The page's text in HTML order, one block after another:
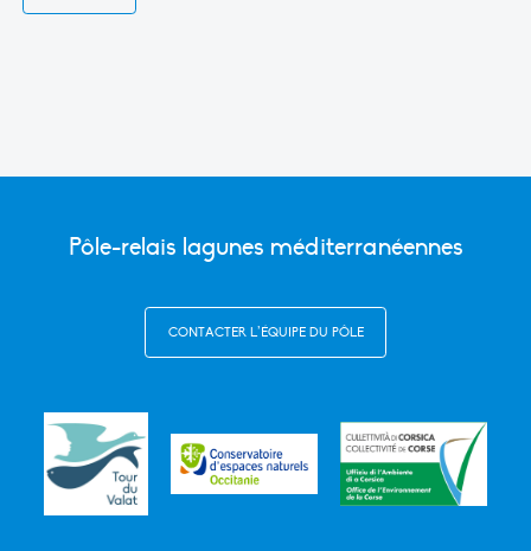
Pôle-relais lagunes méditerranéennes
CONTACTER L’ÉQUIPE DU PÔLE